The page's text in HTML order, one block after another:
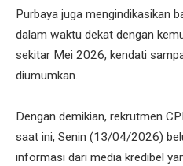
Purbaya juga mengindikasikan
dalam waktu dekat dengan
sekitar Mei 2026, kendati
diumumkan.
Dengan demikian, rekrutmen
saat ini, Senin (13/04/2026)
informasi dari media kredibel